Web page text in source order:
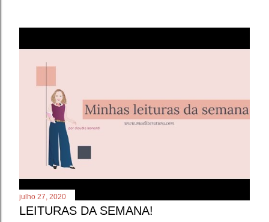
julho 27, 2020
LEITURAS DA SEMANA!